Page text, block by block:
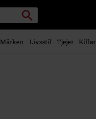
Sök
Märken Livsstil Tjejer Killar